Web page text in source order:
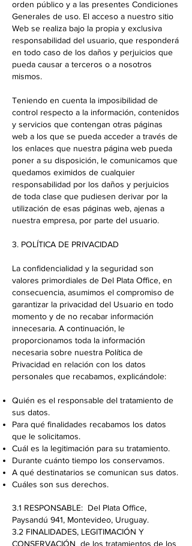
orden público y a las presentes Condiciones
Generales de uso. El acceso a nuestro sitio
Web se realiza bajo la propia y exclusiva
responsabilidad del usuario, que responderá
en todo caso de los daños y perjuicios que
pueda causar a terceros o a nosotros
mismos.
Teniendo en cuenta la imposibilidad de
control respecto a la información, contenidos
y servicios que contengan otras páginas
web a los que se pueda acceder a través de
los enlaces que nuestra página web pueda
poner a su disposición, le comunicamos que
quedamos eximidos de cualquier
responsabilidad por los daños y perjuicios
de toda clase que pudiesen derivar por la
utilización de esas páginas web, ajenas a
nuestra empresa, por parte del usuario.
3. POLÍTICA DE PRIVACIDAD
La confidencialidad y la seguridad son
valores primordiales de Del Plata Office, en
consecuencia, asumimos el compromiso de
garantizar la privacidad del Usuario en todo
momento y de no recabar información
innecesaria. A continuación, le
proporcionamos toda la información
necesaria sobre nuestra Política de
Privacidad en relación con los datos
personales que recabamos, explicándole:
Quién es el responsable del tratamiento de
sus datos.
Para qué finalidades recabamos los datos
que le solicitamos.
Cuál es la legitimación para su tratamiento.
Durante cuánto tiempo los conservamos.
A qué destinatarios se comunican sus datos.
Cuáles son sus derechos.
3.1 RESPONSABLE: Del Plata Office,
Paysandú 941, Montevideo, Uruguay.
3.2 FINALIDADES, LEGITIMACIÓN Y
CONSERVACIÓN de los tratamientos de los